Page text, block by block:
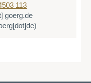
113
goerg.de